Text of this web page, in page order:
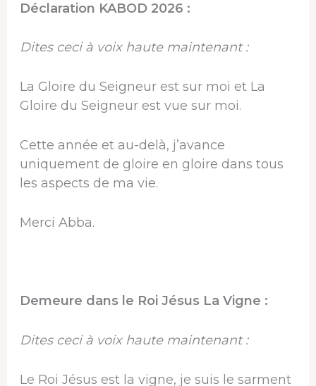
Déclaration KABOD 2026 :
Dites ceci à voix haute maintenant :
La Gloire du Seigneur est sur moi et La
Gloire du Seigneur est vue sur moi.
Cette année et au-delà, j’avance
uniquement de gloire en gloire dans tous
les aspects de ma vie.
Merci Abba.
Demeure dans le Roi Jésus La Vigne :
Dites ceci à voix haute maintenant :
Le Roi Jésus est la vigne, je suis le sarment